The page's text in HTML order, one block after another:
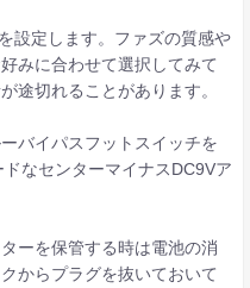
設定します。ファズの質感や
みに合わせて選択してみて
途切れることがあります。
バイパスフットスイッチを
なセンターマイナスDC9Vア
ーを保管する時は電池の消
からプラグを抜いておいて